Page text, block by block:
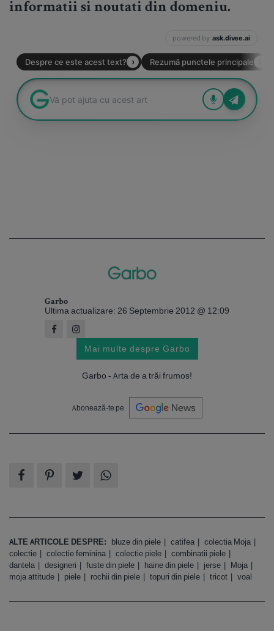
informatii si noutati din domeniu.
Garbo
Ultima actualizare: 26 Septembrie 2012 @ 12:09
Mai multe despre Garbo
Garbo - Arta de a trăi frumos!
Abonează-te pe
ALTE ARTICOLE DESPRE: bluze din piele catifea
colectia Moja
colectie
colectie feminina colectie piele
combinatii piele
dantela
designeri fuste din piele haine din piele jerse
Moja
moja attitude
piele rochii din piele topuri din piele tricot voal